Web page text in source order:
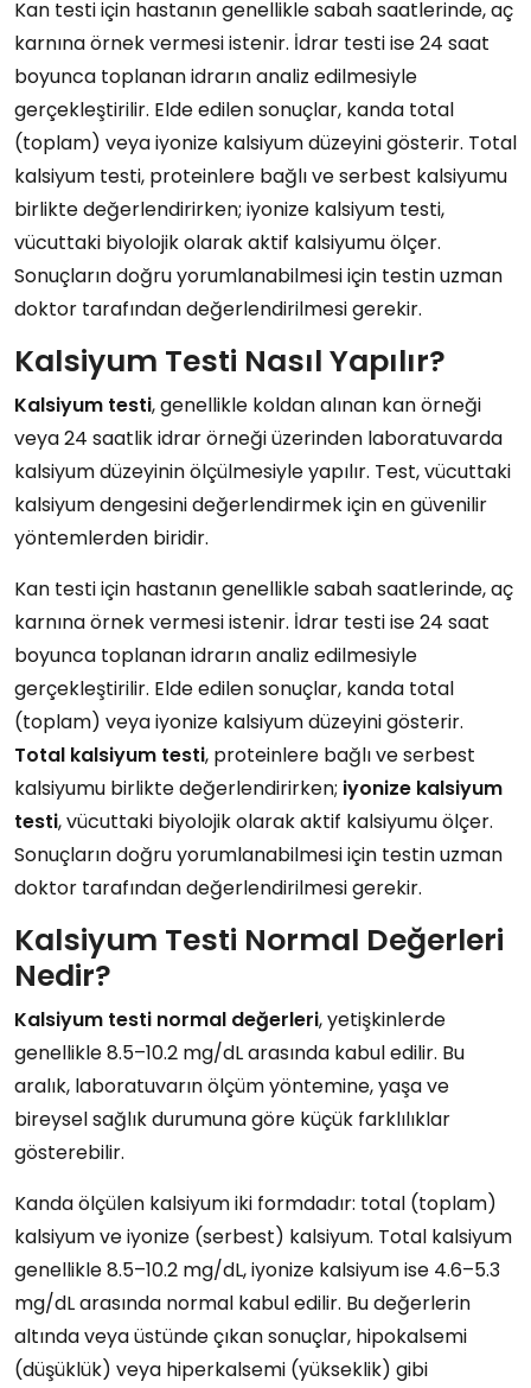
Kan testi için hastanın genellikle sabah saatlerinde, aç
karnına örnek vermesi istenir. İdrar testi ise 24 saat
boyunca toplanan idrarın analiz edilmesiyle
gerçekleştirilir. Elde edilen sonuçlar, kanda total
(toplam) veya iyonize kalsiyum düzeyini gösterir. Total
kalsiyum testi, proteinlere bağlı ve serbest kalsiyumu
birlikte değerlendirirken; iyonize kalsiyum testi,
vücuttaki biyolojik olarak aktif kalsiyumu ölçer.
Sonuçların doğru yorumlanabilmesi için testin uzman
doktor tarafından değerlendirilmesi gerekir.
Kalsiyum Testi Nasıl Yapılır?
Kalsiyum testi, genellikle koldan alınan kan örneği
veya 24 saatlik idrar örneği üzerinden laboratuvarda
kalsiyum düzeyinin ölçülmesiyle yapılır. Test, vücuttaki
kalsiyum dengesini değerlendirmek için en güvenilir
yöntemlerden biridir.
Kan testi için hastanın genellikle sabah saatlerinde, aç
karnına örnek vermesi istenir. İdrar testi ise 24 saat
boyunca toplanan idrarın analiz edilmesiyle
gerçekleştirilir. Elde edilen sonuçlar, kanda total
(toplam) veya iyonize kalsiyum düzeyini gösterir.
Total kalsiyum testi, proteinlere bağlı ve serbest
kalsiyumu birlikte değerlendirirken; iyonize kalsiyum
testi, vücuttaki biyolojik olarak aktif kalsiyumu ölçer.
Sonuçların doğru yorumlanabilmesi için testin uzman
doktor tarafından değerlendirilmesi gerekir.
Kalsiyum Testi Normal Değerleri
Nedir?
Kalsiyum testi normal değerleri, yetişkinlerde
genellikle 8.5–10.2 mg/dL arasında kabul edilir. Bu
aralık, laboratuvarın ölçüm yöntemine, yaşa ve
bireysel sağlık durumuna göre küçük farklılıklar
gösterebilir.
Kanda ölçülen kalsiyum iki formdadır: total (toplam)
kalsiyum ve iyonize (serbest) kalsiyum. Total kalsiyum
genellikle 8.5–10.2 mg/dL, iyonize kalsiyum ise 4.6–5.3
mg/dL arasında normal kabul edilir. Bu değerlerin
altında veya üstünde çıkan sonuçlar, hipokalsemi
(düşüklük) veya hiperkalsemi (yükseklik) gibi